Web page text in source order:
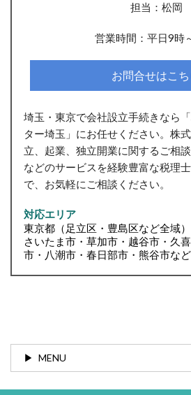
担当：松岡
営業時間：平日9時
お問合せはこち
埼玉・東京で会社設立手続きなら
ター埼玉」にお任せください。株
立、起業、独立開業に関するご相
などのサービスを経験豊富な税理
で、お気軽にご相談ください。
対応エリア
東京都（足立区・豊島区など全域
さいたま市・草加市・越谷市・久
市・八潮市・春日部市・熊谷市など
MENU